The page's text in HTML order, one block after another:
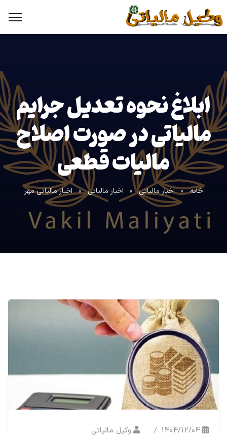
ابلاغ نحوه تعدیل جرایم
مالیاتی در صورت اصلاح
مالیات قطعی
خانه » اخبار مالیاتی » اخبار مالیاتی » اخبار مالیاتی مهر
1404/12/04 وکیل مالیاتی